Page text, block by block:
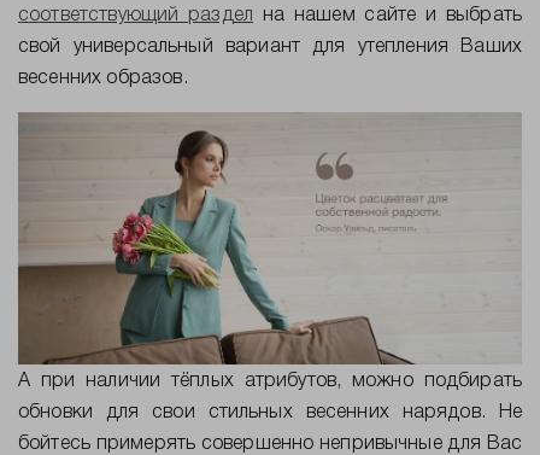
соответствующий раздел
на нашем сайте и выбрать
свой универсальный вариант для утепления Ваших
весенних образов.
А при наличии тёплых атрибутов, можно подбирать
обновки для свои стильных весенних нарядов. Не
бойтесь примерять совершенно непривычные для Вас